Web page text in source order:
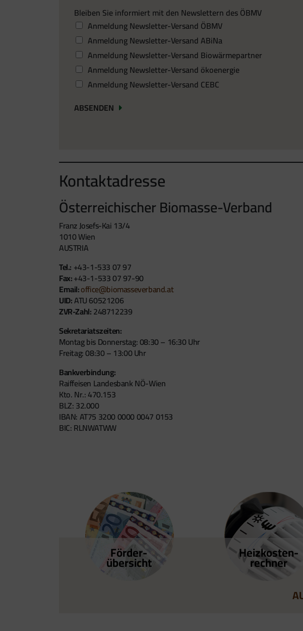
Bleiben Sie informiert mit den Newslettern des ÖBMV
Anmeldung Newsletter-Versand ÖBMV
Anmeldung Newsletter-Versand ABiNa
Anmeldung Newsletter-Versand Biowärmepartner
Anmeldung Newsletter-Versand ökoenergie
Anmeldung Newsletter-Versand CEBC
ABSENDEN
Kontaktadresse
Österreichischer Biomasse-Verband
Franz Josefs-Kai 13/4
1010 Wien
AUSTRIA
Tel.: +43-1-533 07 97
Fax:+43-1-533 07 97-90
Email:office@biomasseverband.at
UID:ATU 60521206
ZVR-Zahl:248712239
Sekretariatszeiten:
Montag bis Donnerstag: 08:30 – 16:30 Uhr
Freitag: 08:30 – 13:00 Uhr
Bankverbindung:
Raiffeisen Landesbank NÖ-Wien
Kto. Nr.: 470.153
BLZ: 32.000
IBAN: AT75 3200 0000 0047 0153
BIC: RLNWATWW
Förder­
übersicht Heizkosten­
rechner